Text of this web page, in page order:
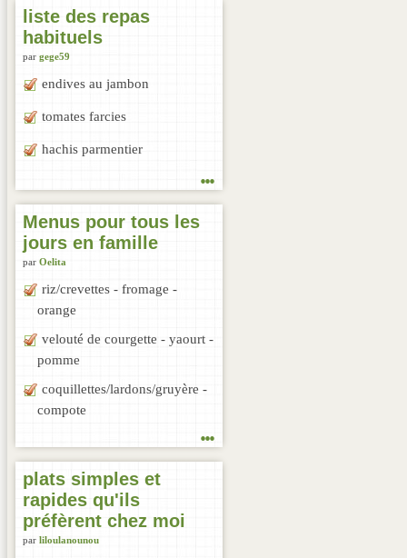
liste des repas
habituels
par gege59
endives au jambon
tomates farcies
hachis parmentier
...
Menus pour tous les
jours en famille
par Oelita
riz/crevettes - fromage -
orange
velouté de courgette - yaourt -
pomme
coquillettes/lardons/gruyère -
compote
...
plats simples et
rapides qu'ils
préfèrent chez moi
par liloulanounou